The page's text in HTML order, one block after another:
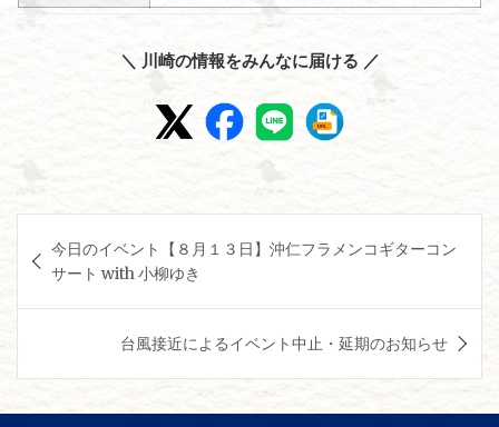
＼ 川崎の情報をみんなに届ける ／
稿
ナ
ゲ
ー
今日のイベント【８月１３日】沖仁フラメンコギターコン
サート with 小柳ゆき
台風接近によるイベント中止・延期のお知らせ